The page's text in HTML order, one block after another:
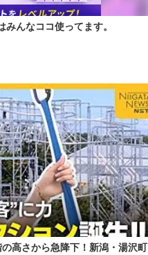
んなココ使ってます。
高さから急降下！新潟・湯沢町